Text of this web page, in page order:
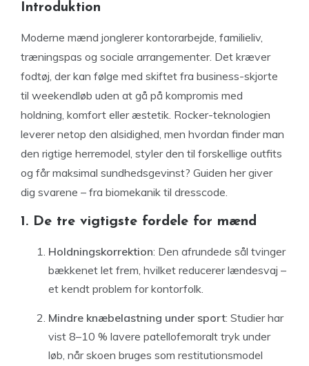
Introduktion
Moderne mænd jonglerer kontorarbejde, familieliv,
træningspas og sociale arrangementer. Det kræver
fodtøj, der kan følge med skiftet fra business-skjorte
til weekendløb uden at gå på kompromis med
holdning, komfort eller æstetik. Rocker-teknologien
leverer netop den alsidighed, men hvordan finder man
den rigtige herremodel, styler den til forskellige outfits
og får maksimal sundhedsgevinst? Guiden her giver
dig svarene – fra biomekanik til dresscode.
1. De tre vigtigste fordele for mænd
Holdningskorrektion: Den afrundede sål tvinger
bækkenet let frem, hvilket reducerer lændesvaj –
et kendt problem for kontorfolk.
Mindre knæbelastning under sport: Studier har
vist 8–10 % lavere patellofemoralt tryk under
løb, når skoen bruges som restitutionsmodel